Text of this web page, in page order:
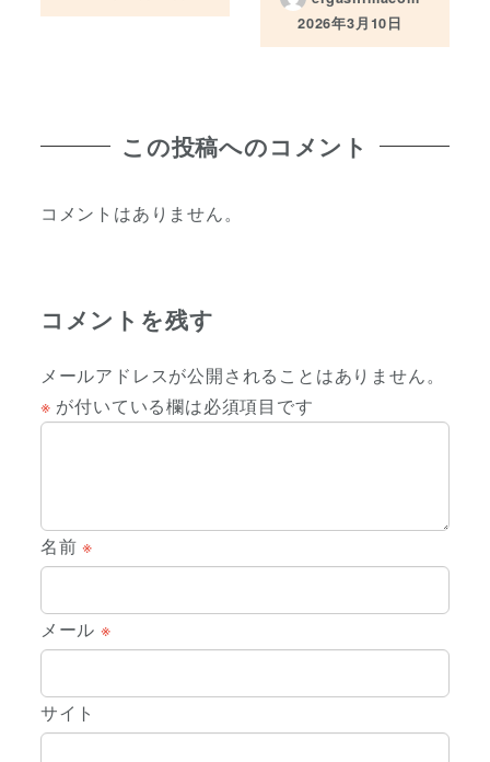
投稿日
2026年3月10日
この投稿へのコメント
コメントはありません。
コメントを残す
メールアドレスが公開されることはありません。
※ が付いている欄は必須項目です
名前※
メール ※
サイト